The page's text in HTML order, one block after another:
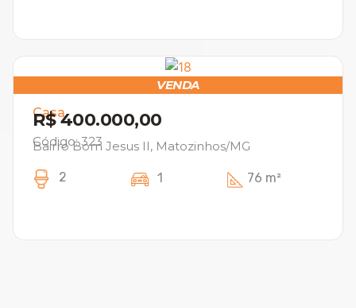
VENDA
Casa
R$ 400.000,00
Código: 323
Bairro Bom Jesus II, Matozinhos/MG
2 1 76 m²